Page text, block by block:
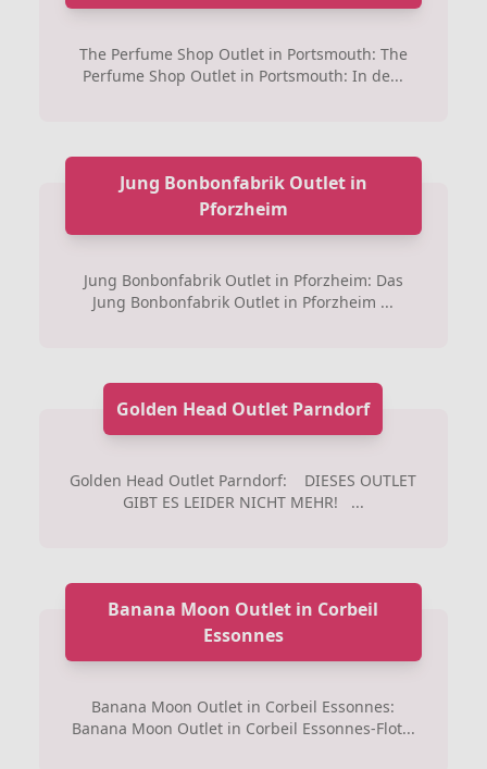
The Perfume Shop Outlet in Portsmouth: The
Perfume Shop Outlet in Portsmouth: In de...
Jung Bonbonfabrik Outlet in
Pforzheim
Jung Bonbonfabrik Outlet in Pforzheim: Das
Jung Bonbonfabrik Outlet in Pforzheim ...
Golden Head Outlet Parndorf
Golden Head Outlet Parndorf: DIESES OUTLET
GIBT ES LEIDER NICHT MEHR! ...
Banana Moon Outlet in Corbeil
Essonnes
Banana Moon Outlet in Corbeil Essonnes:
Banana Moon Outlet in Corbeil Essonnes-Flot...